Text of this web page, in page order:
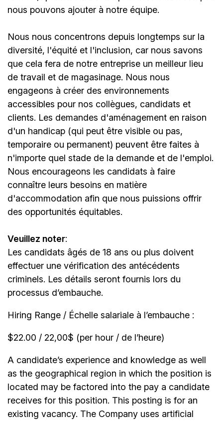
nous pouvons ajouter à notre équipe.
Nous nous concentrons depuis longtemps sur la
diversité, l'équité et l'inclusion, car nous savons
que cela fera de notre entreprise un meilleur lieu
de travail et de magasinage. Nous nous
engageons à créer des environnements
accessibles pour nos collègues, candidats et
clients. Les demandes d'aménagement en raison
d'un handicap (qui peut être visible ou pas,
temporaire ou permanent) peuvent être faites à
n'importe quel stade de la demande et de l'emploi.
Nous encourageons les candidats à faire
connaître leurs besoins en matière
d'accommodation afin que nous puissions offrir
des opportunités équitables.
Veuillez noter:
Les candidats âgés de 18 ans ou plus doivent
effectuer une vérification des antécédents
criminels. Les détails seront fournis lors du
processus d’embauche.
Hiring Range / Échelle salariale à l’embauche :
$22.00 / 22,00$ (per hour / de l’heure)
A candidate’s experience and knowledge as well
as the geographical region in which the position is
located may be factored into the pay a candidate
receives for this position. This posting is for an
existing vacancy. The Company uses artificial